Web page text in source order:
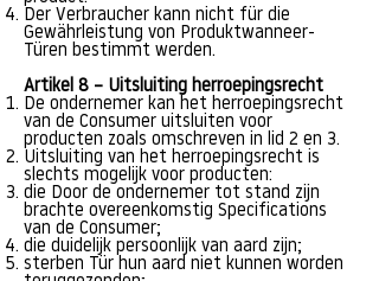
Der Verbraucher kann nicht für die
Gewährleistung von Produktwanneer-
Türen bestimmt werden.
Artikel 8 – Uitsluiting herroepingsrecht
De ondernemer kan het herroepingsrecht
van de Consumer uitsluiten voor
producten zoals omschreven in lid 2 en 3.
Uitsluiting van het herroepingsrecht is
slechts mogelijk voor producten:
die Door de ondernemer tot stand zijn
brachte overeenkomstig Specifications
van de Consumer;
die duidelijk persoonlijk van aard zijn;
sterben Tür hun aard niet kunnen worden